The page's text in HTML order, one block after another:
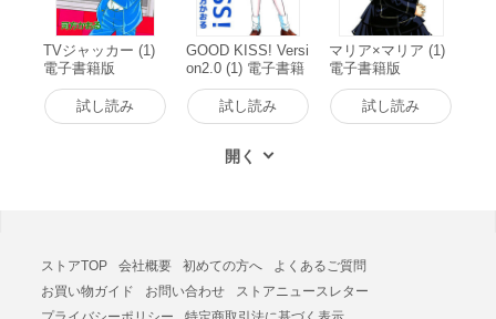
TVジャッカー (1)
電子書籍版
試し読み
GOOD KISS! Versi
on2.0 (1) 電子書籍
試し読み
マリア×マリア (1)
電子書籍版
試し読み
ストアTOP 会社概要 初めての方へ
よくあるご質問
お買い物ガイド
お問い合わせ
ストアニュースレター